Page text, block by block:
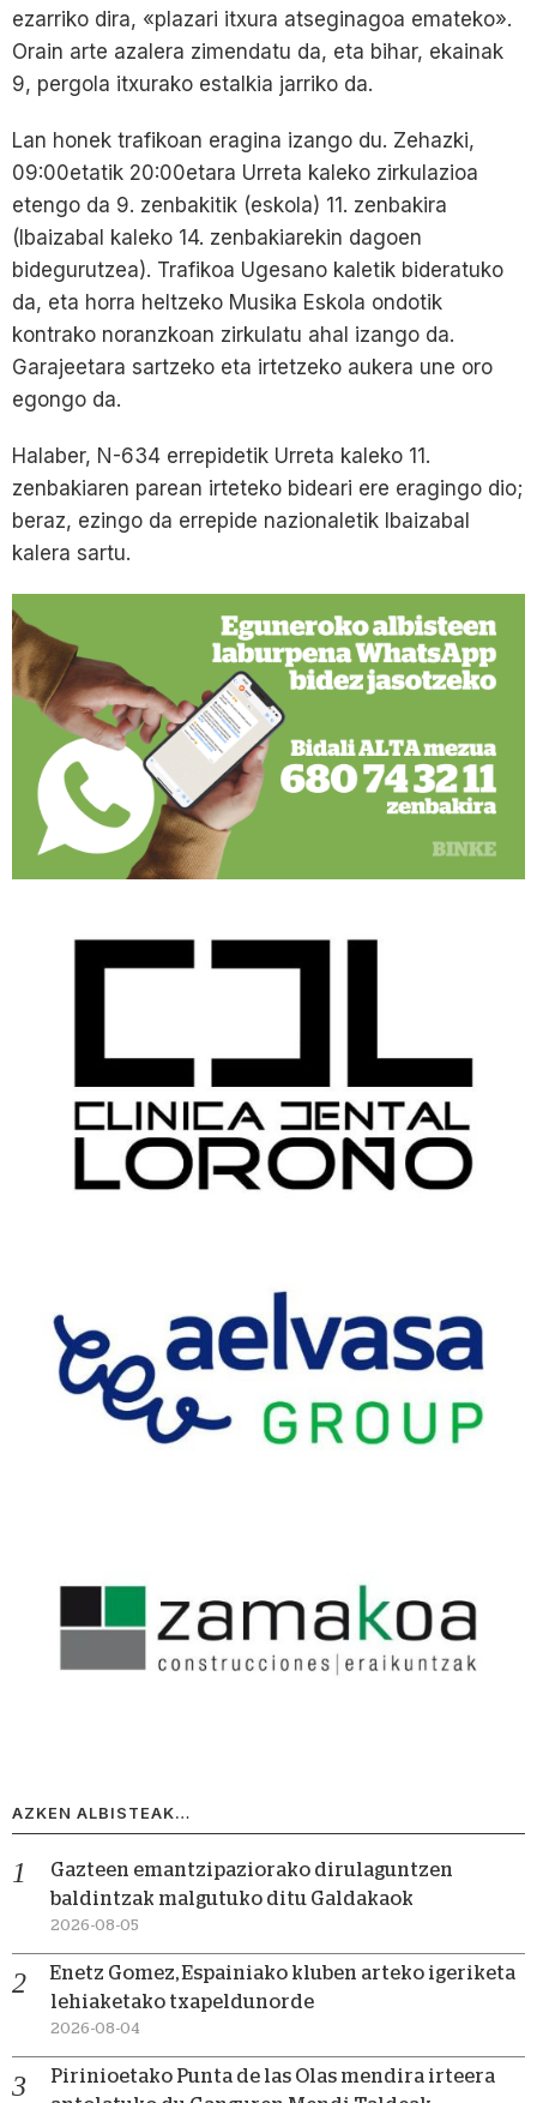
ezarriko dira, «plazari itxura atseginagoa emateko».
Orain arte azalera zimendatu da, eta bihar, ekainak
9, pergola itxurako estalkia jarriko da.
Lan honek trafikoan eragina izango du. Zehazki,
09:00etatik 20:00etara Urreta kaleko zirkulazioa
etengo da 9. zenbakitik (eskola) 11. zenbakira
(Ibaizabal kaleko 14. zenbakiarekin dagoen
bidegurutzea). Trafikoa Ugesano kaletik bideratuko
da, eta horra heltzeko Musika Eskola ondotik
kontrako noranzkoan zirkulatu ahal izango da.
Garajeetara sartzeko eta irtetzeko aukera une oro
egongo da.
Halaber, N-634 errepidetik Urreta kaleko 11.
zenbakiaren parean irteteko bideari ere eragingo dio;
beraz, ezingo da errepide nazionaletik Ibaizabal
kalera sartu.
AZKEN ALBISTEAK…
Gazteen emantzipaziorako dirulaguntzen
baldintzak malgutuko ditu Galdakaok
2026-08-05
Enetz Gomez, Espainiako kluben arteko igeriketa
lehiaketako txapeldunorde
2026-08-04
Pirinioetako Punta de las Olas mendira irteera